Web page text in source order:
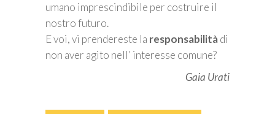
umano imprescindibile per costruire il
nostro futuro.
E voi, vi prendereste la responsabilitàdi
non aver agito nell’ interesse comune?
Gaia Urati